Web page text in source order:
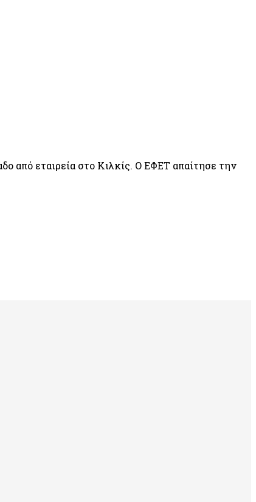
από εταιρεία στο Κιλκίς. Ο ΕΦΕΤ απαίτησε την